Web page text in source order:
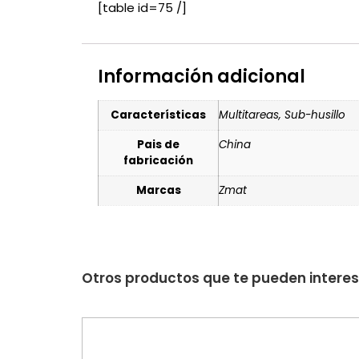
[table id=75 /]
Información adicional
Características
Multitareas, Sub-husillo
Pais de
fabricación
China
Marcas Zmat
Otros productos que te pueden